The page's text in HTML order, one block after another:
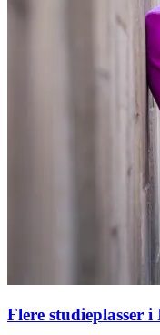
Flere studieplasser